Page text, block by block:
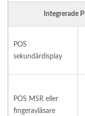
Integrerade
POS
sekundärdisplay
POS MSR eller
fingeravläsare